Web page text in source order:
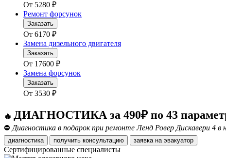
От 5280 ₽
Ремонт форсунок
Заказать
От 6170 ₽
Замена дизельного двигателя
Заказать
От 17600 ₽
Замена форсунок
Заказать
От 3530 ₽
🔥 ДИАГНОСТИКА за 490₽ по 43
⛔ Диагностика в подарок при ремонте Ленд Ровер Дискавери 4
диагностика получить консультацию заявка на эвакуатор
Сертифицированные специалисты